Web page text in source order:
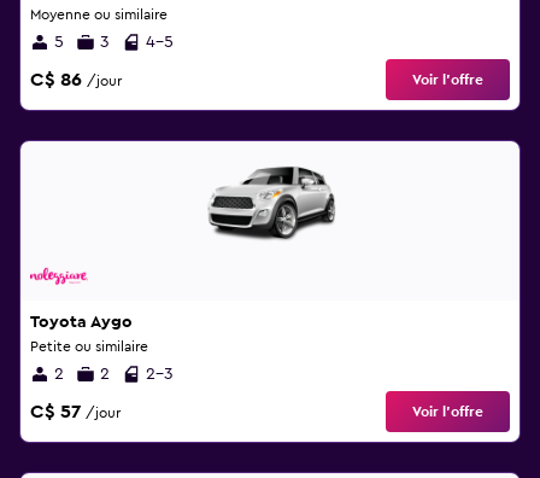
Moyenne ou similaire
5 3 4-5
C$ 86 /jour Voir l’offre
Toyota Aygo
Petite ou similaire
2 2 2-3
C$ 57 /jour Voir l’offre